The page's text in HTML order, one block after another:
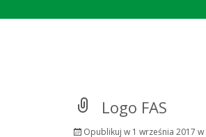
Logo FAS
Opublikuj w 1 września 2017 w